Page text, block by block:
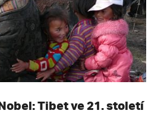
Tibet ve 21. století